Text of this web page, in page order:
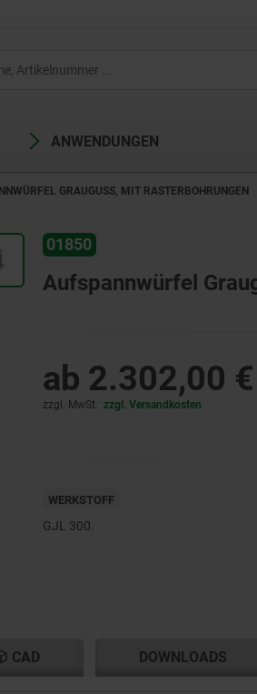
ANWENDUNGEN
GRAUGUSS, MIT RASTERBOHRUNGEN
01850
Aufspannwürfel
ab 2.302,00 €
zzgl. MwSt. zzgl. Versandkosten
WERKSTOFF
GJL 300.
CAD DOWNLOADS